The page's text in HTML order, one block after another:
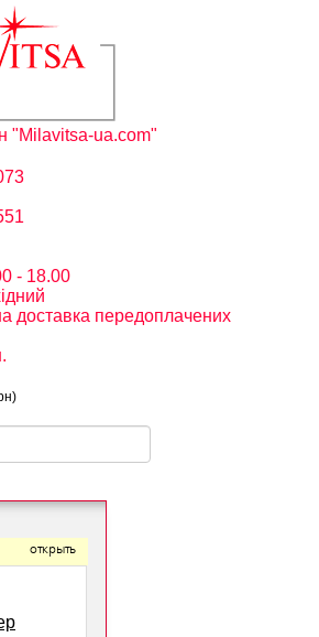
"Milavitsa-ua.com"
- 18.00
доставка передоплачених
открыть